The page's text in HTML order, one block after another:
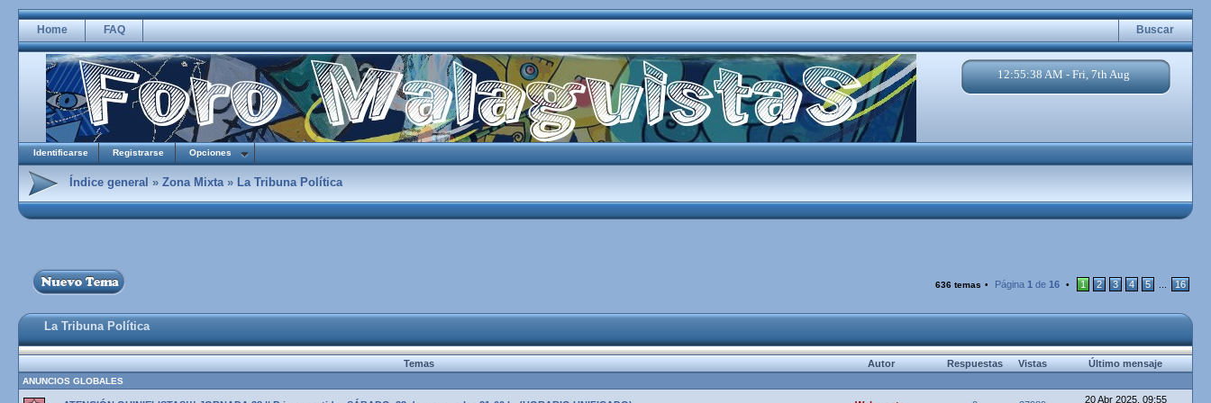
Home FAQ Buscar
12:55:39 AM - Fri, 7th Aug
Identificarse Registrarse Opciones
Índice general » Zona Mixta» La Tribuna Política
636 temas • Página 1 de 16 • 1 2 3 4 5 16
La Tribuna Política
Temas Autor Respuestas Vistas Último mensaje
ANUNCIOS GLOBALES
20 Abr 2025, 09:55